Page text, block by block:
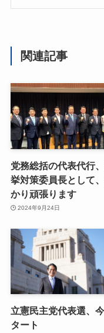
関連記事
党務総括の代表代行
挙対策委員長として
かり頑張ります
2024年9月24日
立憲民主党代表選、
タート